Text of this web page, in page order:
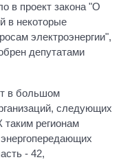
в проект закона "О
в некоторые
электроэнергии",
депутатами
в большом
следующих
таким регионам
- 42,